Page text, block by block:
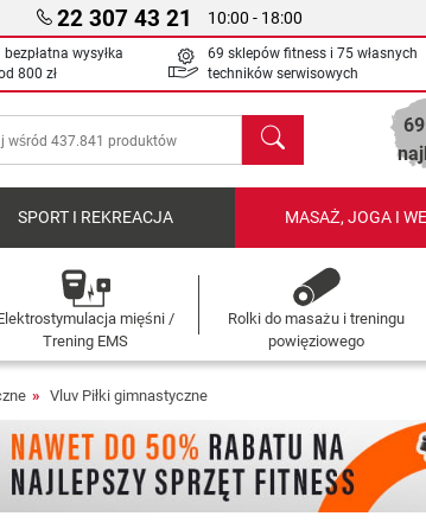
22 307 43 21 10:00 - 18:00
wysyłka
800 zł
69 sklepów fitness i 75 własnych
techników serwisowych
Szukaj
SPORT I REKREACJA MASAŻ, JOGA I
mięśni /
Trening EMS
Rolki do masażu i treningu
powięziowego
Vluv Piłki gimnastyczne